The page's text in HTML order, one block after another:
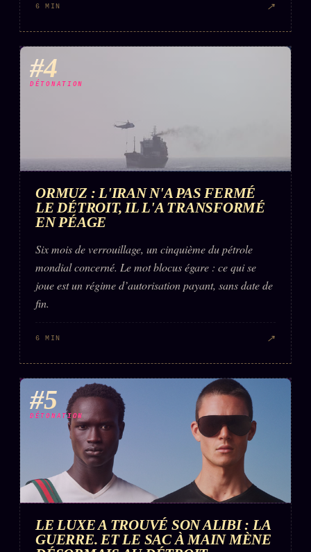
6 MIN ↗
#4
DÉTONATION
ORMUZ : L'IRAN N'A PAS FERMÉ
LE DÉTROIT, IL L'A TRANSFORMÉ
EN PÉAGE
Six mois de verrouillage, un cinquième du pétrole
mondial concerné. Le mot blocus égare : ce qui se
joue est un régime d’autorisation payant, sans date de
fin.
6 MIN ↗
#5
DÉTONATION
LE LUXE A TROUVÉ SON ALIBI : LA
GUERRE. ET LE SAC À MAIN MÈNE